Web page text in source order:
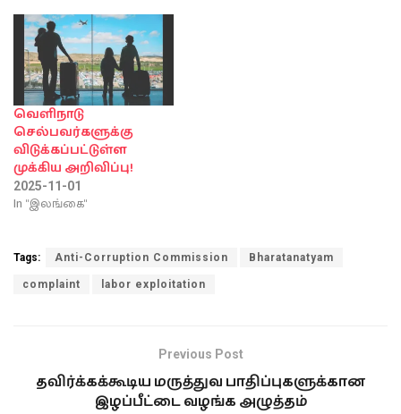
வெளிநாடு
செல்பவர்களுக்கு
விடுக்கப்பட்டுள்ள
முக்கிய அறிவிப்பு!
2025-11-01
In "இலங்கை"
Tags: Anti-Corruption Commission Bharatanatyam
complaint labor exploitation
Previous Post
தவிர்க்கக்கூடிய மருத்துவ பாதிப்புகளுக்கான
இழப்பீட்டை வழங்க அழுத்தம்